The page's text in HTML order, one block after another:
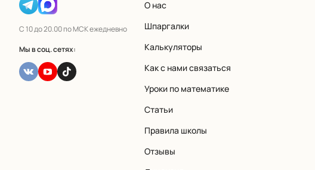
С 10 до 20.00 по МСК ежедневно
Мы в соц. сетях:
О нас
Шпаргалки
Калькуляторы
Как с нами связаться
Уроки по математике
Статьи
Правила школы
Отзывы